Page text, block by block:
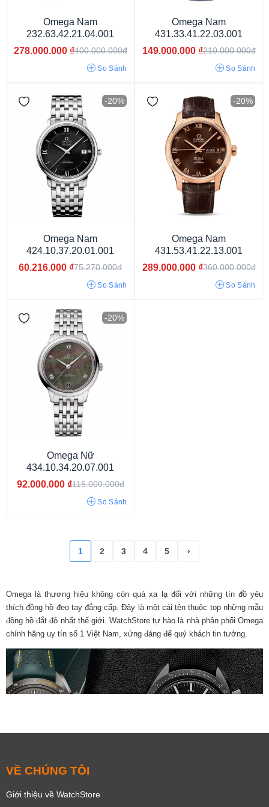
Mặt tròn
Hiện đại Thể thao Sang trọng Cá tính Thời trang
Omega Nam
232.63.42.21.04.001
278.000.000 ₫400.000.000đ
So Sánh
Omega Nam
431.33.41.22.03.001
149.000.000 ₫210.000.000đ
So Sánh
-20%
Omega Nam
424.10.37.20.01.001
60.216.000 ₫75.270.000đ
So Sánh
-20%
Omega Nam
431.53.41.22.13.001
289.000.000 ₫360.000.000đ
So Sánh
-20%
Omega Nữ
434.10.34.20.07.001
92.000.000 ₫115.000.000đ
So Sánh
1 2 3 4 5 ›
Omega là thương hiệu không còn quá xa lạ đối với những tín đồ yêu
thích đồng hồ đeo tay đẳng cấp. Đây là một cái tên thuộc top những mẫu
đồng hồ đắt đỏ nhất thế giới. WatchStore tự hào là nhà phân phối Omega
chính hãng uy tín số 1 Việt Nam, xứng đáng để quý khách tin tưởng.
VỀ CHÚNG TÔI
Giới thiệu về WatchStore